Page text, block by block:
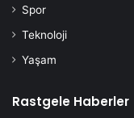
Spor
Teknoloji
Yaşam
Rastgele Haberler